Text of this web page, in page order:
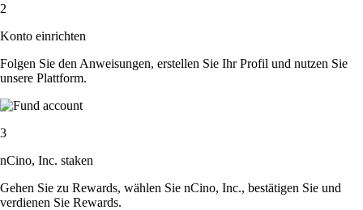
2
Konto einrichten
Folgen Sie den Anweisungen, erstellen Sie Ihr Profil und nutzen Sie
unsere Plattform.
3
nCino, Inc. staken
Gehen Sie zu Rewards, wählen Sie nCino, Inc., bestätigen Sie und
verdienen Sie Rewards.